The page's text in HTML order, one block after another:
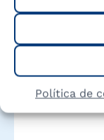
Política de